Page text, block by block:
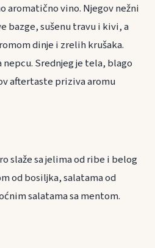
aromatično vino. Njegov nežni
bazge, sušenu travu i kivi, a
dinje i zrelih krušaka.
nepcu. Srednjeg je tela, blago
aftertaste priziva aromu
slaže sa jelima od ribe i belog
od bosiljka, salatama od
salatama sa mentom.